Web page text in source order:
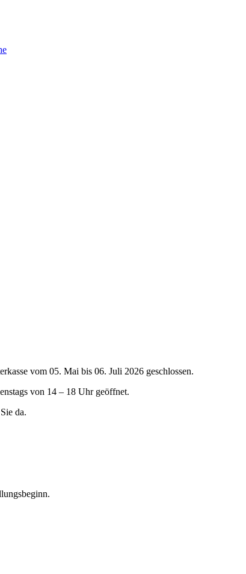
vom 05. Mai bis 06. Juli 2026 geschlossen.
von 14 – 18 Uhr geöffnet.
da.